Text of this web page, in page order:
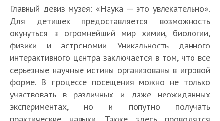
Главный девиз музея: «Наука — это увлекательно».
Для детишек предоставляется возможность
окунуться в огромнейший мир химии, биологии,
физики и астрономии. Уникальность данного
интерактивного центра заключается в том, что все
серьезные научные истины организованы в игровой
форме. В процессе посещения можно не только
участвовать в различных и даже неожиданных
экспериментах, но и попутно получать